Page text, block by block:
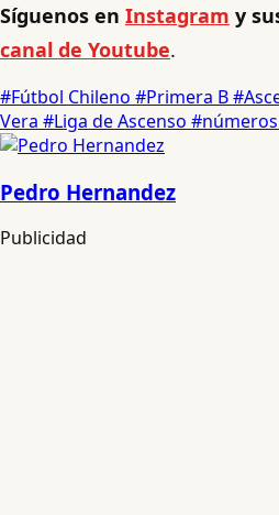
Síguenos en Instagram y
canal de Youtube.
#Fútbol Chileno #Primera B
Vera #Liga de Ascenso #números
Pedro Hernandez
Publicidad